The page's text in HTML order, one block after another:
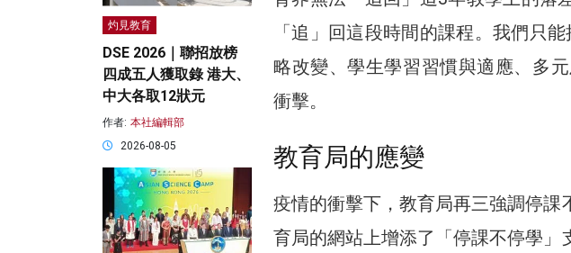
「追」回這段時間的課程。我們只
略改變、學生學習習慣與適應、多
衝擊。
教育局的應變
疫情的衝擊下，教育局再三強調停
育局的網站上增添了「停課不停學」
灼見教育
DSE 2026｜聯招放榜
四成五人獲取錄 港大、
中大各取12狀元
作者: 本社編輯部
2026-08-05